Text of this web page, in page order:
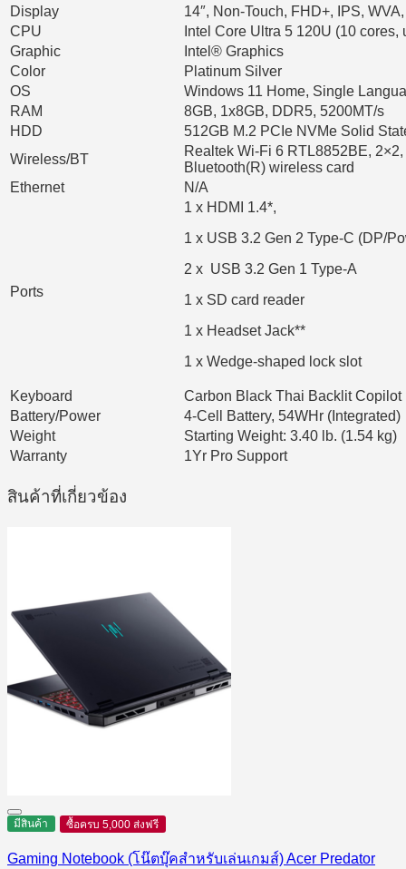
Display
14″, Non-Touch, FHD+, IPS,
CPU
Intel Core Ultra 5 120U (10 cores,
Graphic
Intel® Graphics
Color
Platinum Silver
OS
Windows 11 Home, Single
RAM
8GB, 1x8GB, DDR5, 5200MT/s
HDD
512GB M.2 PCIe NVMe Solid
Wireless/BT
Realtek Wi-Fi 6 RTL8852BE,
Bluetooth(R) wireless card
Ethernet
N/A
Ports
1 x HDMI 1.4*,
1 x USB 3.2 Gen 2 Type-C (DP/
2 x USB 3.2 Gen 1 Type-A
1 x SD card reader
1 x Headset Jack**
1 x Wedge-shaped lock slot
Keyboard
Carbon Black Thai Backlit Copilot
Battery/Power
4-Cell Battery, 54WHr
Weight
Starting Weight: 3.40 lb. (1.54 kg)
Warranty
1Yr Pro Support
สินค้าที่เกี่ยวข้อง
มีสินค้า ซื้อครบ 5,000 ส่งฟรี
Gaming Notebook (โน๊ตบุ๊คสำหรับเล่นเกมส์) Acer Predator